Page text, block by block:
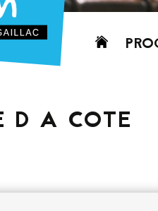
Aller
D A COTE